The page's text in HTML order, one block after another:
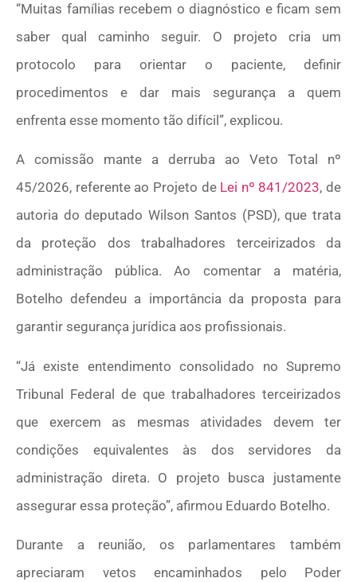
“Muitas famílias recebem o diagnóstico e ficam sem
saber qual caminho seguir. O projeto cria um
protocolo para orientar o paciente, definir
procedimentos e dar mais segurança a quem
enfrenta esse momento tão difícil”, explicou.
A comissão mante a derruba ao Veto Total nº
45/2026, referente ao Projeto de Lei nº 841/2023, de
autoria do deputado Wilson Santos (PSD), que trata
da proteção dos trabalhadores terceirizados da
administração pública. Ao comentar a matéria,
Botelho defendeu a importância da proposta para
garantir segurança jurídica aos profissionais.
“Já existe entendimento consolidado no Supremo
Tribunal Federal de que trabalhadores terceirizados
que exercem as mesmas atividades devem ter
condições equivalentes às dos servidores da
administração direta. O projeto busca justamente
assegurar essa proteção”, afirmou Eduardo Botelho.
Durante a reunião, os parlamentares também
apreciaram vetos encaminhados pelo Poder